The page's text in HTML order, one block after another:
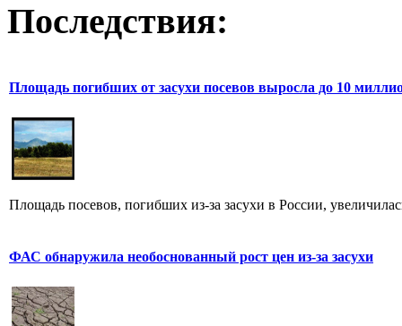
Последствия:
Площадь погибших от засухи посевов выросла до 10
Площадь посевов, погибших из-за засухи в России,
ФАС обнаружила необоснованный рост цен из-за засухи